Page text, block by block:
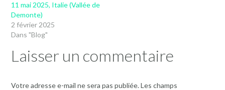
11 mai 2025, Italie (Vallée de
Demonte)
2 février 2025
Dans "Blog"
Laisser un commentaire
Votre adresse e-mail ne sera pas publiée.Les champs